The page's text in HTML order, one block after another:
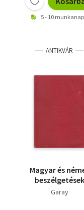
5 - 10 munkanap
ANTIKVÁR
Magyar és
beszélgetések
kézikönyve
Garay